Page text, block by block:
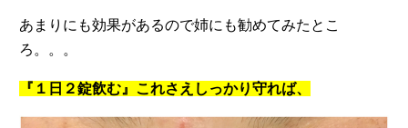
あまりにも効果があるので姉にも勧めてみたとこ
ろ。。。
『１日２錠飲む』これさえしっかり守れば、